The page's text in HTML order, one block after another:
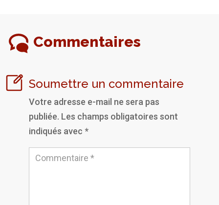
Commentaires
Soumettre un commentaire
Votre adresse e-mail ne sera pas
publiée. Les champs obligatoires sont
indiqués avec *